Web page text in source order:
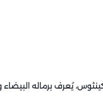
يُعرف برماله